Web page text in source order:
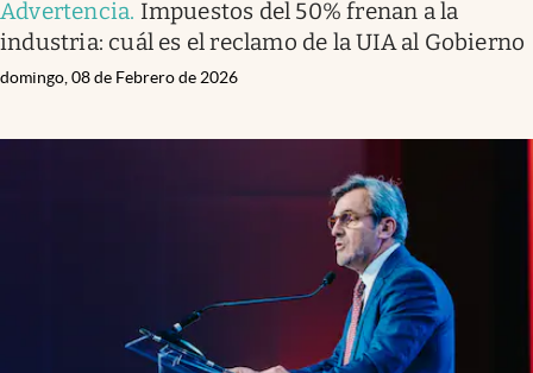
Advertencia. Impuestos del 50% frenan a la
industria: cuál es el reclamo de la UIA al Gobierno
domingo, 08 de Febrero de 2026